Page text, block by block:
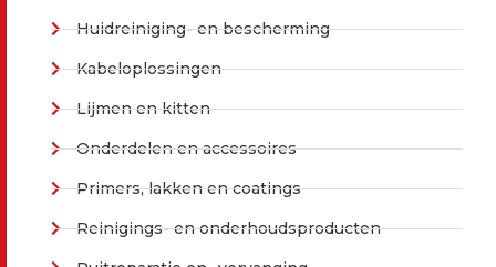
Huidreiniging- en bescherming
Kabeloplossingen
Lijmen en kitten
Onderdelen en accessoires
Primers, lakken en coatings
Reinigings- en onderhoudsproducten